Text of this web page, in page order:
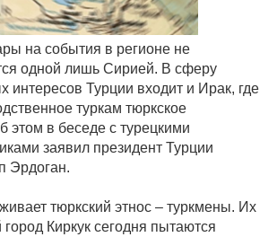
на события в регионе не
одной лишь Сирией. В сферу
интересов Турции входит и Ирак, где
туркам тюркское
этом в беседе с турецкими
заявил президент Турции
Эрдоган.
тюркский этнос – туркмены. Их
город Киркук сегодня пытаются